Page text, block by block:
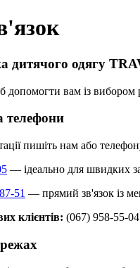
дитячого одягу
вам із вибором
телефони
пишіть нам або
— ідеально для швидких
51 — прямий зв'язок із
клієнтів: (067) 958-55-